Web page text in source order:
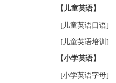
【儿童英语】
[儿童英语口语]
[儿童英语培训]
【小学英语】
[小学英语字母]